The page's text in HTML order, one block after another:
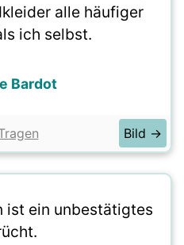
alle häufiger
ich selbst.
Bardot
Bild →
ist ein unbestätigtes